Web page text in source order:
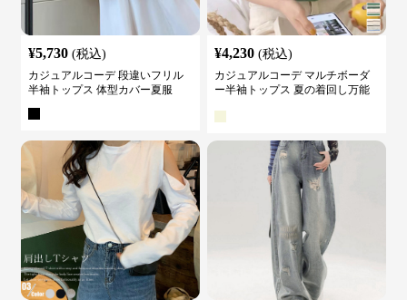
¥5,730 (税込)
カジュアルコーデ 段違いフリル
半袖トップス 体型カバー夏服
¥4,230 (税込)
カジュアルコーデ マルチボーダ
ー半袖トップス 夏の着回し万能